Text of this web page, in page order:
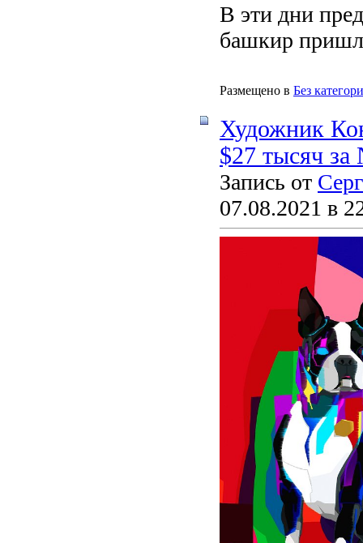
В эти дни
башкир
Размещено в Без
Художник
$27 тысяч за
Запись от
07.08.2021 в